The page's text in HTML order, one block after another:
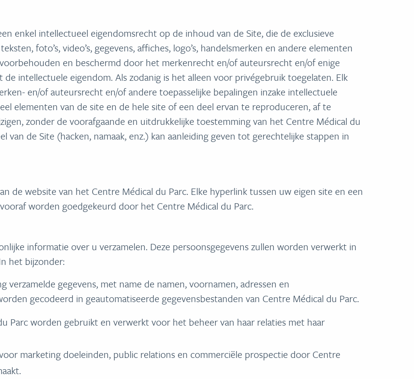
enkel intellectueel eigendomsrecht op de inhoud van de Site, die de exclusieve
foto’s, video’s, gegevens, affiches, logo’s, handelsmerken en andere elementen
en beschermd door het merkenrecht en/of auteursrecht en/of enige
intellectuele eigendom. Als zodanig is het alleen voor privégebruik toegelaten. Elk
en/of auteursrecht en/of andere toepasselijke bepalingen inzake intellectuele
elementen van de site en de hele site of een deel ervan te reproduceren, af te
zonder de voorafgaande en uitdrukkelijke toestemming van het Centre Médical du
van de Site (hacken, namaak, enz.) kan aanleiding geven tot gerechtelijke stappen in
de website van het Centre Médical du Parc. Elke hyperlink tussen uw eigen site en een
worden goedgekeurd door het Centre Médical du Parc.
informatie over u verzamelen. Deze persoonsgegevens zullen worden verwerkt in
het bijzonder:
gegevens, met name de namen, voornamen, adressen en
gecodeerd in geautomatiseerde gegevensbestanden van Centre Médical du Parc.
Parc worden gebruikt en verwerkt voor het beheer van haar relaties met haar
marketing doeleinden, public relations en commerciële prospectie door Centre